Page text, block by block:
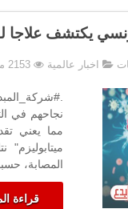
يكتشف علاجا
على
طبية…
فريق
بحثي
فرنسي
يكتشف
علاجا
لـ”الإيدز”
مغلقة
اخبار عالمية 2153 مشاهدات
نجاحهم في
مما يعني
المصابة،
قراءة